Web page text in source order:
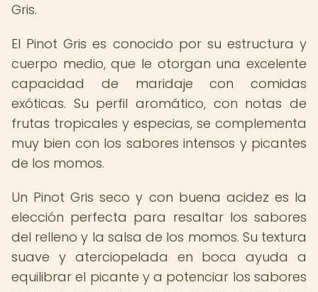
Gris.
El Pinot Gris es conocido por su estructura y
cuerpo medio, que le otorgan una excelente
capacidad de maridaje con comidas
exóticas. Su perfil aromático, con notas de
frutas tropicales y especias, se complementa
muy bien con los sabores intensos y picantes
de los momos.
Un Pinot Gris seco y con buena acidez es la
elección perfecta para resaltar los sabores
del relleno y la salsa de los momos. Su textura
suave y aterciopelada en boca ayuda a
equilibrar el picante y a potenciar los sabores